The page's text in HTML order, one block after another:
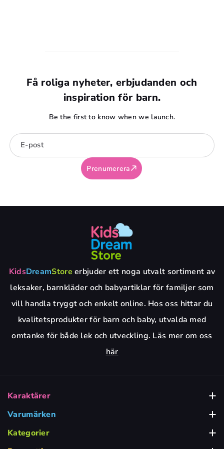
Få roliga nyheter, erbjudanden och
inspiration för barn.
Be the first to know when we launch.
E-post
Prenumerera
KidsDreamStore erbjuder ett noga utvalt sortiment av
leksaker, barnkläder och babyartiklar för familjer som
vill handla tryggt och enkelt online. Hos oss hittar du
kvalitetsprodukter för barn och baby, utvalda med
omtanke för både lek och utveckling. Läs mer om oss
här
Karaktärer
Babblarna
Bamse Leksaker
Varumärken
Alga
Kategorier